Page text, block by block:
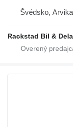
Švédsko,
Rackstad Bil &